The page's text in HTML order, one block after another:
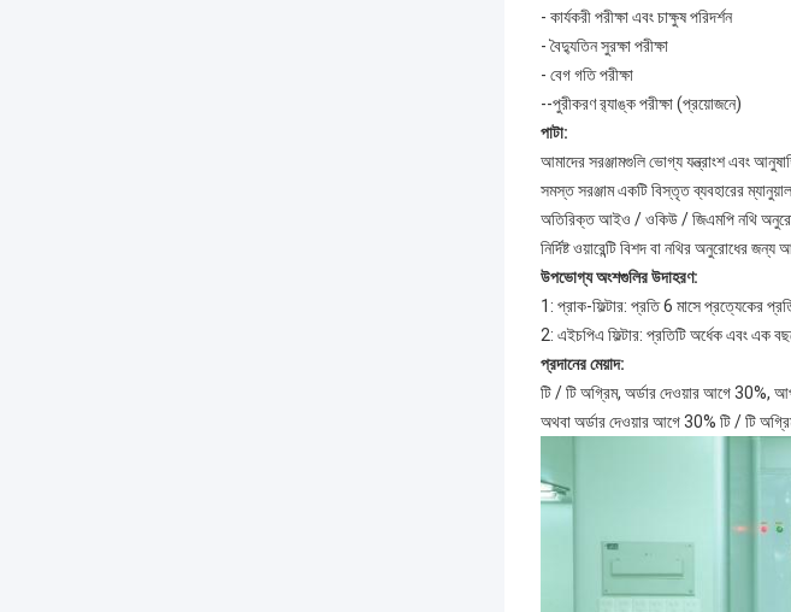
- কার্যকরী পরীক্ষা এবং চাক্ষুষ পরিদর্শন
- বৈদ্যুতিন সুরক্ষা পরীক্ষা
- বেগ গতি পরীক্ষা
--পুরীকরণ র‌্যাঙ্ক পরীক্ষা (প্রয়োজনে)
পাটা:
আমাদের সরঞ্জামগুলি ভোগ্য যন্ত্রাংশ এবং
সমস্ত সরঞ্জাম একটি বিস্তৃত ব্যবহারের
অতিরিক্ত আইও / ওকিউ / জিএমপি নথি
নির্দিষ্ট ওয়ারেন্টি বিশদ বা নথির অনুরোধের
উপভোগ্য অংশগুলির উদাহরণ:
1: প্রাক-ফিল্টার: প্রতি 6 মাসে প্রত্যেকের
2: এইচপিএ ফিল্টার: প্রতিটি অর্ধেক এবং এক
প্রদানের মেয়াদ:
টি / টি অগ্রিম, অর্ডার দেওয়ার আগে 30%,
অথবা অর্ডার দেওয়ার আগে 30% টি / টি